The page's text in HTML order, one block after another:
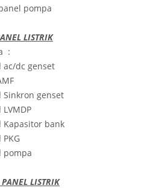
pompa
LISTRIK
:
ac/dc genset
Sinkron genset
Kapasitor bank
pompa
LISTRIK